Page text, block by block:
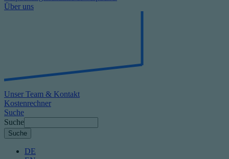
Über uns
Unser Team & Kontakt
Kostenrechner
Suche
Suche
DE